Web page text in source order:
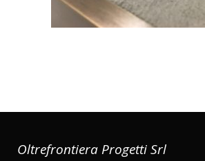
Oltrefrontiera Progetti Srl